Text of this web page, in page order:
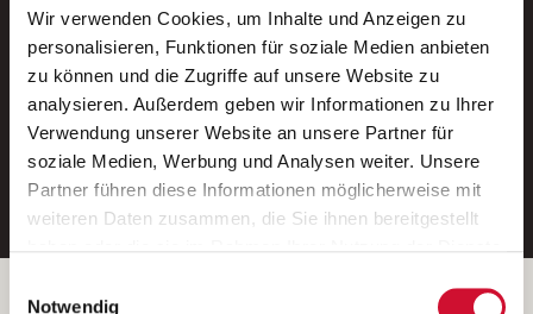
Wir verwenden Cookies, um Inhalte und Anzeigen zu
personalisieren, Funktionen für soziale Medien anbieten
zu können und die Zugriffe auf unsere Website zu
analysieren. Außerdem geben wir Informationen zu Ihrer
Verwendung unserer Website an unsere Partner für
soziale Medien, Werbung und Analysen weiter. Unsere
Partner führen diese Informationen möglicherweise mit
weiteren Daten zusammen, die Sie ihnen bereitgestellt
Wenn Sie auf „Cookies zulassen“ klicken, so stimmen
Notwendig
Neue Stellen per E-Mail.
Ein kostenloser Service von AWO
Jobs.
E-Mail-Adresse eintragen
Betreiber der Webseite